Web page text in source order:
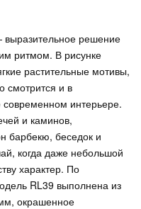
решение
ритмом. В рисунке
растительные мотивы,
смотрится и в
современном интерьере.
и каминов,
барбекю, беседок и
когда даже небольшой
характер. По
RL39 выполнена из
окрашенное